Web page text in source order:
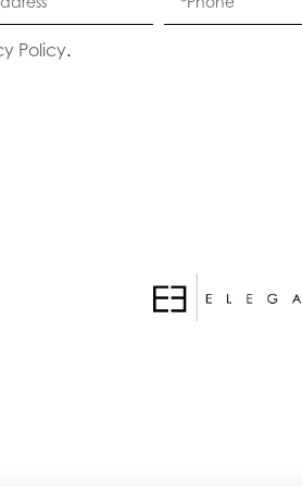
Policy.
האם נוכל לעזור לך?